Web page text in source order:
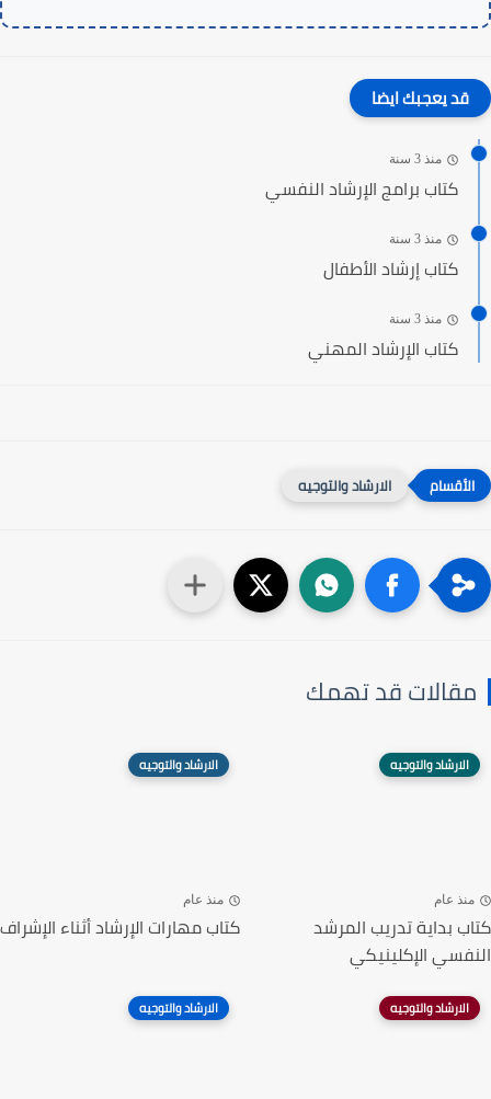
قد يعجبك ايضا
منذ 3 سنة
كتاب برامج الإرشاد النفسي
منذ 3 سنة
كتاب إرشاد الأطفال
منذ 3 سنة
كتاب الإرشاد المهني
الارشاد والتوجيه
مقالات قد تهمك
الارشاد والتوجيه
منذ عام
كتاب بداية تدريب المرشد
النفسي الإكلينيكي
الارشاد والتوجيه
منذ عام
كتاب مهارات الإرشاد أثناء الإشراف
الارشاد والتوجيه الارشاد والتوجيه